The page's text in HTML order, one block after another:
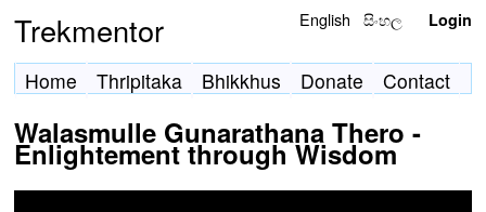
Trekmentor English සිංහල Login
Home Thripitaka Bhikkhus Donate Contact
Walasmulle Gunarathana Thero -
Enlightement through Wisdom